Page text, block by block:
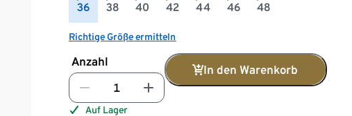
36 38 40 42 44 46 48
Richtige Größe ermitteln
Anzahl
In den Warenkorb
Auf Lager